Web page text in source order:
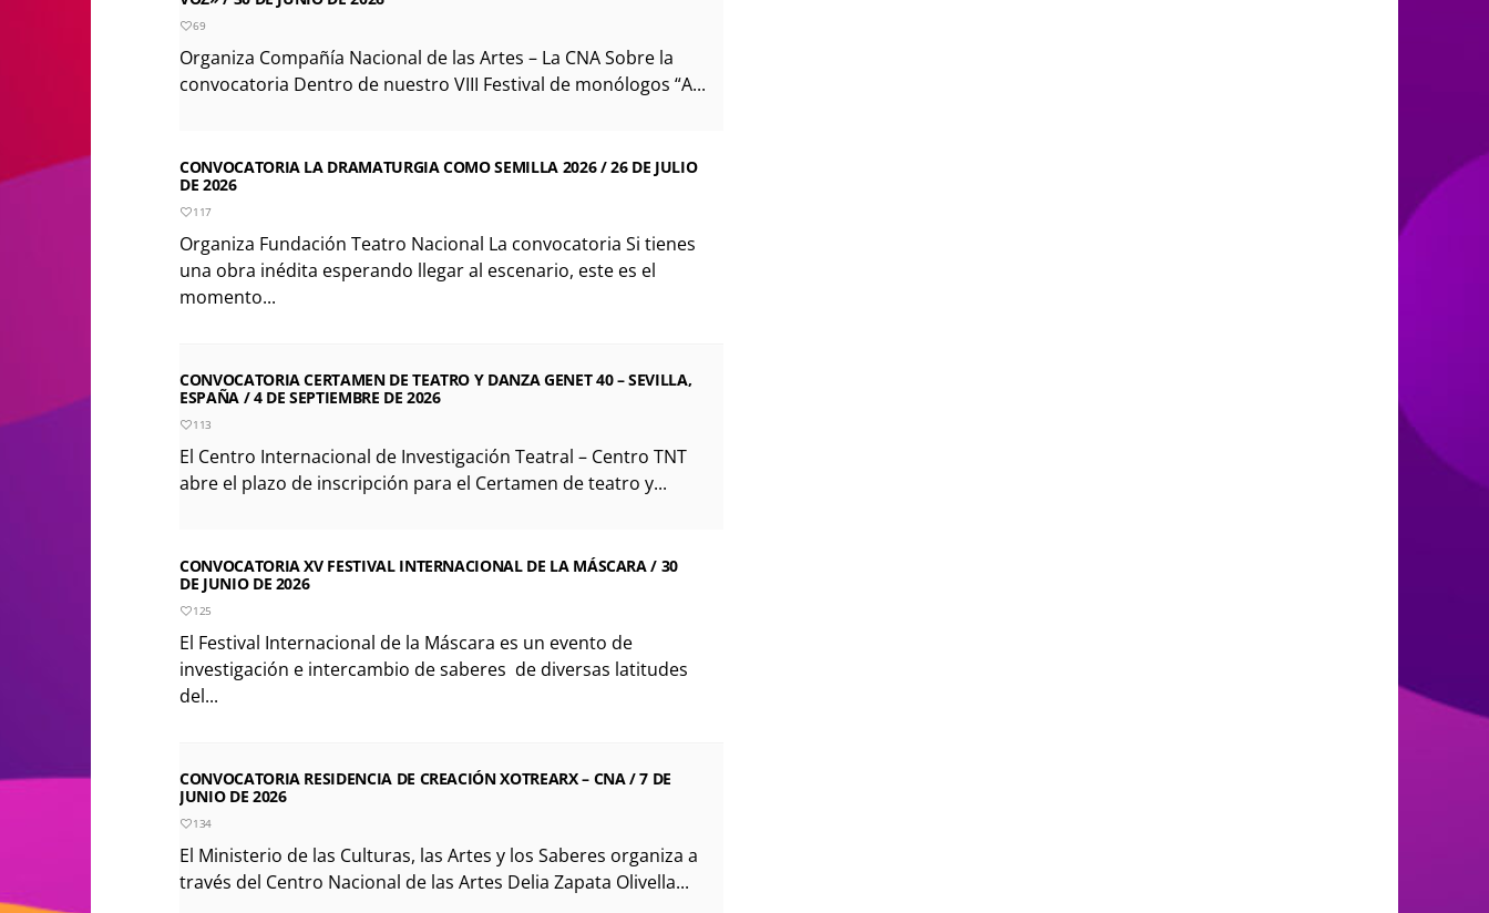
69
Organiza Compañía Nacional de las Artes – La CNA Sobre la
convocatoria Dentro de nuestro VIII Festival de monólogos “A...
CONVOCATORIA LA DRAMATURGIA COMO SEMILLA 2026 / 26 DE JULIO
DE 2026
117
Organiza Fundación Teatro Nacional La convocatoria Si tienes
una obra inédita esperando llegar al escenario, este es el
momento...
CONVOCATORIA CERTAMEN DE TEATRO Y DANZA GENET 40 – SEVILLA,
ESPAÑA / 4 DE SEPTIEMBRE DE 2026
113
El Centro Internacional de Investigación Teatral – Centro TNT
abre el plazo de inscripción para el Certamen de teatro y...
CONVOCATORIA XV FESTIVAL INTERNACIONAL DE LA MÁSCARA / 30
DE JUNIO DE 2026
125
El Festival Internacional de la Máscara es un evento de
investigación e intercambio de saberes de diversas latitudes
del...
CONVOCATORIA RESIDENCIA DE CREACIÓN XOTREARX – CNA / 7 DE
JUNIO DE 2026
134
El Ministerio de las Culturas, las Artes y los Saberes organiza a
través del Centro Nacional de las Artes Delia Zapata Olivella...